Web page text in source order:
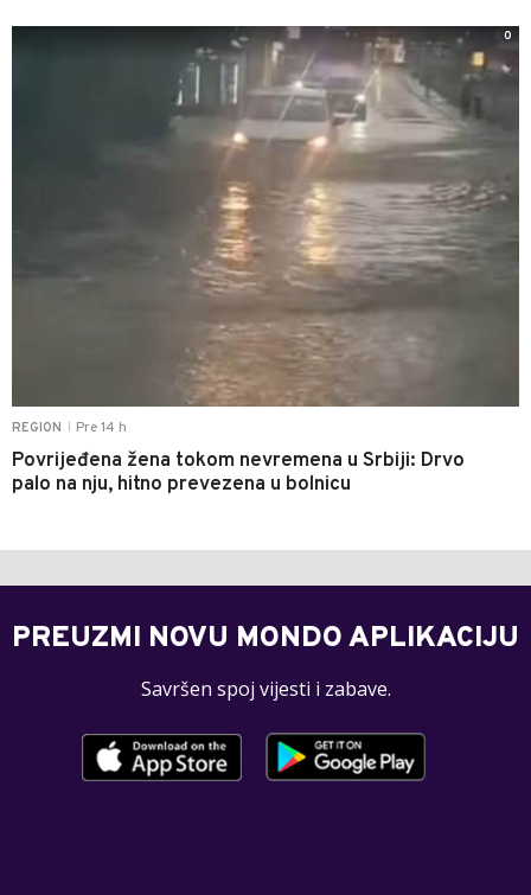
REGION Pre 14 h
Povrijeđena žena tokom nevremena u Srbiji: Drvo
palo na nju, hitno prevezena u bolnicu
0
PREUZMI NOVU MONDO APLIKACIJU
Savršen spoj vijesti i zabave.